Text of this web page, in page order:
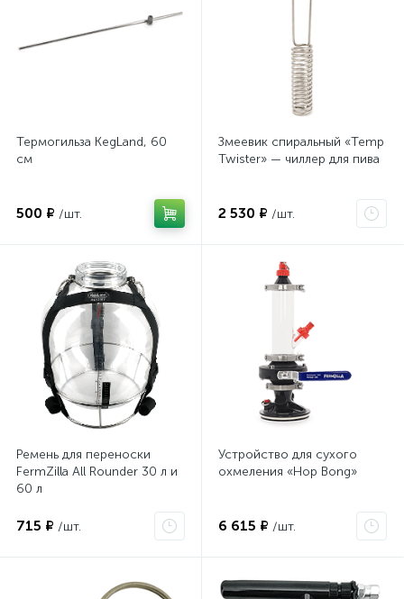
Термогильза KegLand, 60
см
500 ₽ /шт.
Змеевик спиральный «Temp
Twister» — чиллер для пива
2 530 ₽ /шт.
Ремень для переноски
FermZilla All Rounder 30 л и
60 л
715 ₽ /шт.
Устройство для сухого
охмеления «Hop Bong»
6 615 ₽ /шт.